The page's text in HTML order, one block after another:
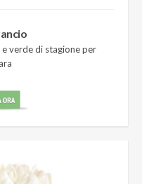
verde di stagione per